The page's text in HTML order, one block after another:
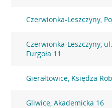
Czerwionka-Leszczyny,
Czerwionka-Leszczyny, ul.
Furgoła 11
Gierałtowice, Księdza
Gliwice, Akademicka 16